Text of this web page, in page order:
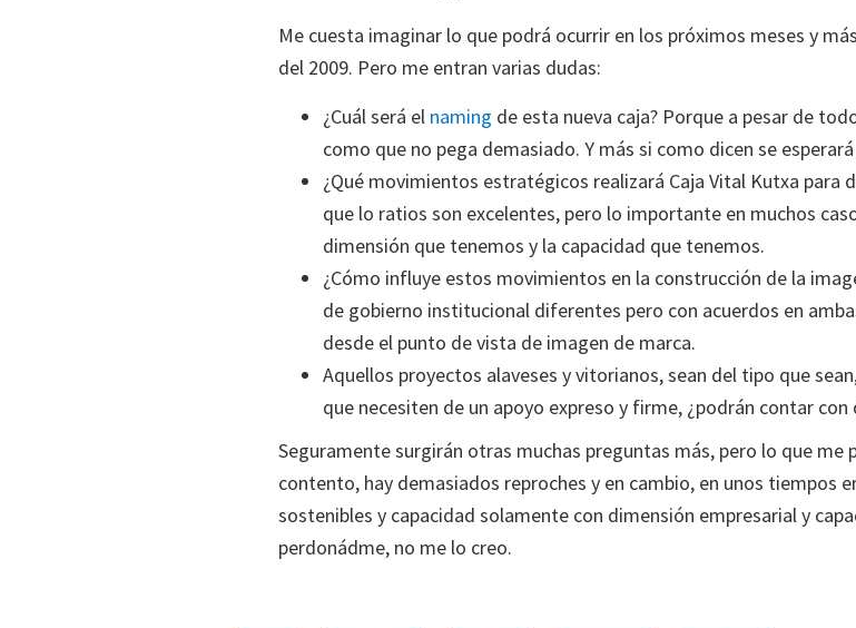
Me cuesta imaginar lo que podrá ocurrir en los próximos meses y
del 2009. Pero me entran varias dudas:
¿Cuál será el naming de esta nueva caja? Porque a pesar de
como que no pega demasiado. Y más si como dicen se
¿Qué movimientos estratégicos realizará Caja Vital Kutxa
que lo ratios son excelentes, pero lo importante en muchos
dimensión que tenemos y la capacidad que tenemos.
¿Cómo influye estos movimientos en la construcción de la
de gobierno institucional diferentes pero con acuerdos en
desde el punto de vista de imagen de marca.
Aquellos proyectos alaveses y vitorianos, sean del tipo que
que necesiten de un apoyo expreso y firme, ¿podrán contar
Seguramente surgirán otras muchas preguntas más, pero lo que me
contento, hay demasiados reproches y en cambio, en unos
sostenibles y capacidad solamente con dimensión empresarial y
perdonádme, no me lo creo.